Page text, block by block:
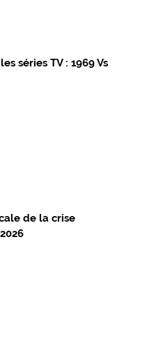
séries TV : 1969 Vs
de la crise